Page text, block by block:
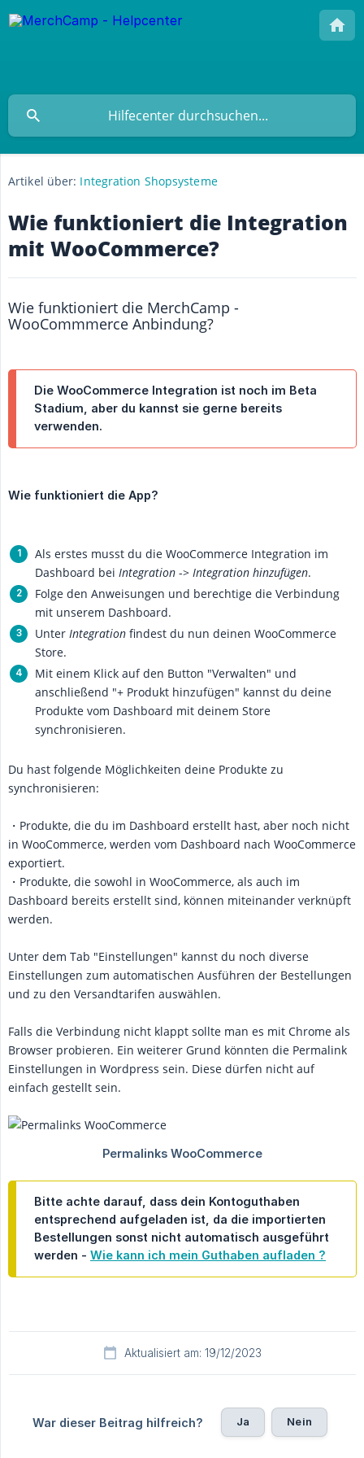
Artikel über: Integration Shopsysteme
Wie funktioniert die Integration
mit WooCommerce?
Wie funktioniert die MerchCamp -
WooCommmerce Anbindung?
Die WooCommerce Integration ist noch im Beta
Stadium, aber du kannst sie gerne bereits
verwenden.
Wie funktioniert die App?
Als erstes musst du die WooCommerce Integration im
Dashboard bei Integration -> Integration hinzufügen.
Folge den Anweisungen und berechtige die Verbindung
mit unserem Dashboard.
Unter Integration findest du nun deinen WooCommerce
Store.
Mit einem Klick auf den Button "Verwalten" und
anschließend "+ Produkt hinzufügen" kannst du deine
Produkte vom Dashboard mit deinem Store
synchronisieren.
Du hast folgende Möglichkeiten deine Produkte zu
synchronisieren:
・Produkte, die du im Dashboard erstellt hast, aber noch nicht
in WooCommerce, werden vom Dashboard nach WooCommerce
exportiert.
・Produkte, die sowohl in WooCommerce, als auch im
Dashboard bereits erstellt sind, können miteinander verknüpft
werden.
Unter dem Tab "Einstellungen" kannst du noch diverse
Einstellungen zum automatischen Ausführen der Bestellungen
und zu den Versandtarifen auswählen.
Falls die Verbindung nicht klappt sollte man es mit Chrome als
Browser probieren. Ein weiterer Grund könnten die Permalink
Einstellungen in Wordpress sein. Diese dürfen nicht auf
einfach gestellt sein.
Bitte achte darauf, dass dein Kontoguthaben
entsprechend aufgeladen ist, da die importierten
Bestellungen sonst nicht automatisch ausgeführt
werden - Wie kann ich mein Guthaben aufladen ?
Aktualisiert am: 19/12/2023
War dieser Beitrag hilfreich? Ja Nein